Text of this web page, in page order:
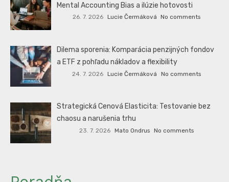
Mental Accounting Bias a ilúzie hotovosti
26. 7. 2026 Lucie Čermáková No comments
Dilema sporenia: Komparácia penzijných fondov
a ETF z pohľadu nákladov a flexibility
24. 7. 2026 Lucie Čermáková No comments
Strategická Cenová Elasticita: Testovanie bez
chaosu a narušenia trhu
23. 7. 2026 Mato Ondrus No comments